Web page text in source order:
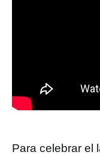
Para celebrar el